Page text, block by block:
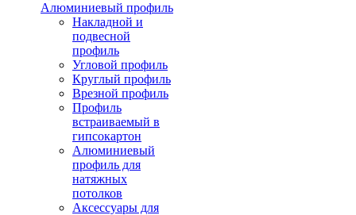
Алюминиевый профиль
Накладной и
подвесной
профиль
Угловой профиль
Круглый профиль
Врезной профиль
Профиль
встраиваемый в
гипсокартон
Алюминиевый
профиль для
натяжных
потолков
Аксессуары для